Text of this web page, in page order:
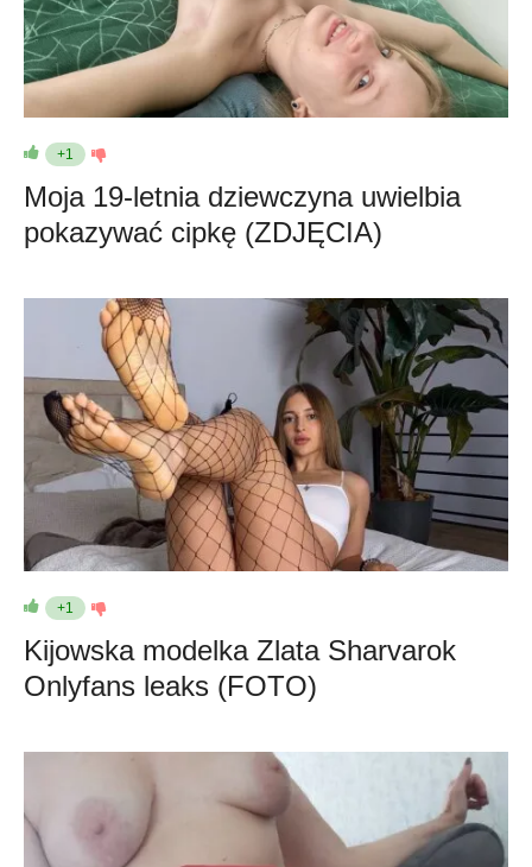
+1
Moja 19-letnia dziewczyna uwielbia
pokazywać cipkę (ZDJĘCIA)
+1
Kijowska modelka Zlata Sharvarok
Onlyfans leaks (FOTO)